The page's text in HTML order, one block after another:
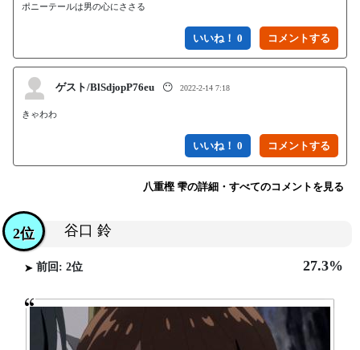
ポニーテールは男の心にささる
いいね！ 0
ゲスト/BlSdjopP76eu 😶 2022-2-14 7:18
きゃわわ
いいね！ 0
八重樫 雫の詳細・すべてのコメントを見る
谷口 鈴
2位
前回: 2位 27.3%